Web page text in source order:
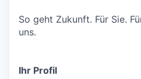
So geht Zukunft. Für Sie.
uns.
Ihr Profil